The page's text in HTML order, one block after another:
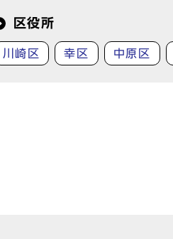
区役所
川崎区 幸区 中原区